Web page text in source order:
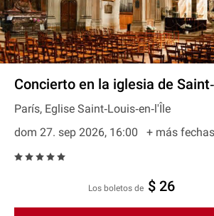
Concierto en la iglesia de
París, Eglise Saint‐Louis‐en‐l'Île
dom 27. sep 2026, 16:00
+ más fechas
Los boletos de $ 26